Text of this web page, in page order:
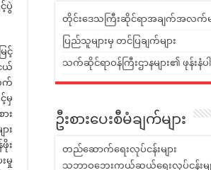
ပွဲ
င့်
ယ်
က်
မှ
း
း
း
မှု
တိုင်းဒေသကြီးဆိုင်ရာအချက်အလက်မ
ပြည်သူများမှ တင်ပြချက်များ
သက်ဆိုင်ရာဝန်ကြီးဌာနများ၏ ဖုန်းနံပါ
ဦးစားပေးစီမံချက်များ
တည်ဆောက်ရေးလုပ်ငန်းများ
သဘာဝဘေးကယ်ဆယ်ရေးလုပ်ငန်းမျ